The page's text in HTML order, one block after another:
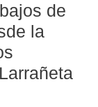
de
la